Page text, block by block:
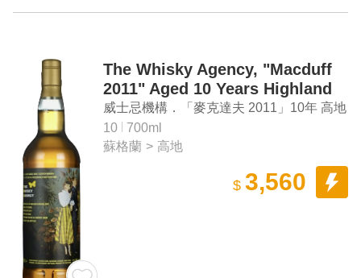
The Whisky Agency, "Macduff
2011" Aged 10 Years Highland
Single Malt Scotch Whisky
威士忌機構．「麥克達夫 2011」10年 高地
單一麥芽蘇格蘭威士忌
10
700ml
蘇格蘭 > 高地
$ 3,560